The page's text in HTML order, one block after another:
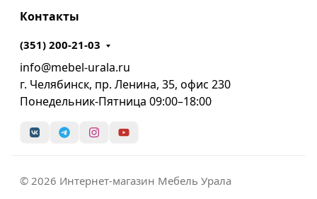
Контакты
(351) 200-21-03
info@mebel-urala.ru
г. Челябинск, пр. Ленина, 35, офис 230
Понедельник-Пятница 09:00–18:00
© 2026 Интернет-магазин Мебель Урала